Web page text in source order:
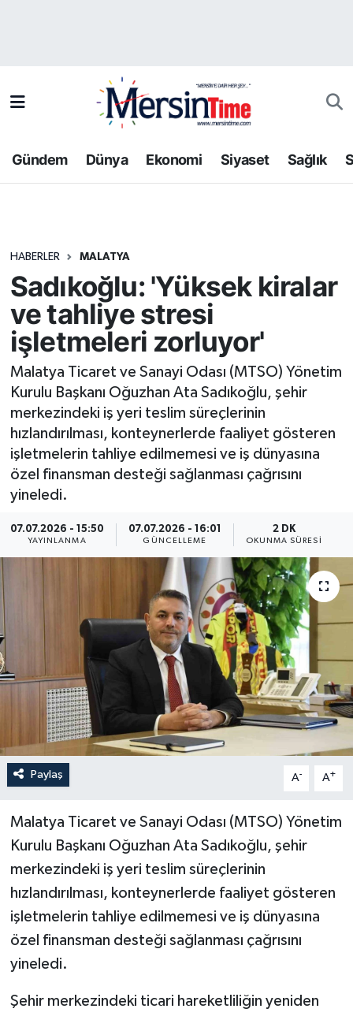
Gündem Dünya Ekonomi Siyaset Sağlık
HABERLER MALATYA
Sadıkoğlu: 'Yüksek kiralar
ve tahliye stresi
işletmeleri zorluyor'
Malatya Ticaret ve Sanayi Odası (MTSO) Yönetim
Kurulu Başkanı Oğuzhan Ata Sadıkoğlu, şehir
merkezindeki iş yeri teslim süreçlerinin
hızlandırılması, konteynerlerde faaliyet gösteren
işletmelerin tahliye edilmemesi ve iş dünyasına
özel finansman desteği sağlanması çağrısını
yineledi.
07.07.2026 - 15:50
YAYINLANMA
07.07.2026 - 16:01
GÜNCELLEME
2 DK
OKUNMA SÜRESI
Paylaş A- A+
Malatya Ticaret ve Sanayi Odası (MTSO) Yönetim
Kurulu Başkanı Oğuzhan Ata Sadıkoğlu, şehir
merkezindeki iş yeri teslim süreçlerinin
hızlandırılması, konteynerlerde faaliyet gösteren
işletmelerin tahliye edilmemesi ve iş dünyasına
özel finansman desteği sağlanması çağrısını
yineledi.
Şehir merkezindeki ticari hareketliliğin yeniden
Bilim-Teknoloji
Dünya
Ekonomi
Gündem
Kültür-Sanat
Resmi İlan
Sağlık
Siyaset
Spor
Yaşam
Trafik Durumu
Tüm Manşetler
Haber Arşivi